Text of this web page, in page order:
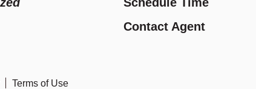
Contact Agent
Terms of Use